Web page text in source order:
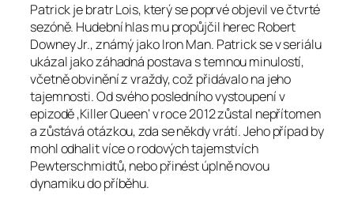
Patrick je bratr Lois, který se poprvé objevil ve čtvrté
sezóně. Hudební hlas mu propůjčil herec Robert
Downey Jr., známý jako Iron Man. Patrick se v seriálu
ukázal jako záhadná postava s temnou minulostí,
včetně obvinění z vraždy, což přidávalo na jeho
tajemnosti. Od svého posledního vystoupení v
epizodě ‚Killer Queen‘ v roce 2012 zůstal nepřítomen
a zůstává otázkou, zda se někdy vrátí. Jeho případ by
mohl odhalit více o rodových tajemstvích
Pewterschmidtů, nebo přinést úplně novou
dynamiku do příběhu.